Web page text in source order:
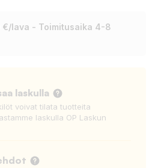
€/lava - Toimitusaika 4-8
laskulla
voivat tilata tuotteita
laskulla OP Laskun